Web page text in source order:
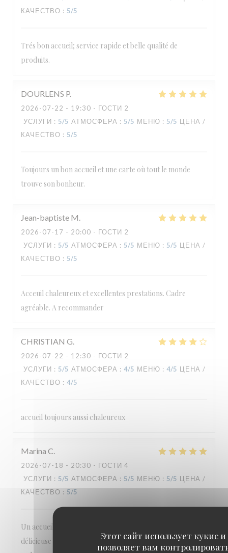
Этот сайт использует кукис и
позволяет вам
КАЧЕСТВО : 5/5
Trés bon accueil; service rapide et belle qualité de
produits.
DOURLENS P
2026-07-22 - 19:30 - ГОСТИ 2
УСЛУГИ : 5/5 АТМОСФЕРА : 5/5 МЕНЮ : 5/5 ЦЕНА /
КАЧЕСТВО : 5/5
Toujours un bon accueil et une carte où tout le monde
trouve son bonheur.
Jean-baptiste M
2026-07-17 - 20:00 - ГОСТИ 2
УСЛУГИ : 5/5 АТМОСФЕРА : 5/5 МЕНЮ : 5/5 ЦЕНА /
КАЧЕСТВО : 5/5
Acceuil chaleureux et excellentes prestations. Cadre
agréable. A recommander
CHRISTIAN G
2026-07-22 - 12:30 - ГОСТИ 2
УСЛУГИ : 5/5 АТМОСФЕРА : 4/5 МЕНЮ : 4/5 ЦЕНА /
КАЧЕСТВО : 4/5
accueil toujours aussi chaleureux
Marina C
2026-07-18 - 20:30 - ГОСТИ 4
УСЛУГИ : 5/5 АТМОСФЕРА : 5/5 МЕНЮ : 5/5 ЦЕНА /
КАЧЕСТВО : 5/5
Un accueil incroyablement chaleureux, une table
délicieuse avec des produits sélectionnés avec soin dans un
Le Carré